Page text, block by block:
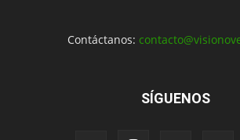
Contáctanos:
SÍGUENOS